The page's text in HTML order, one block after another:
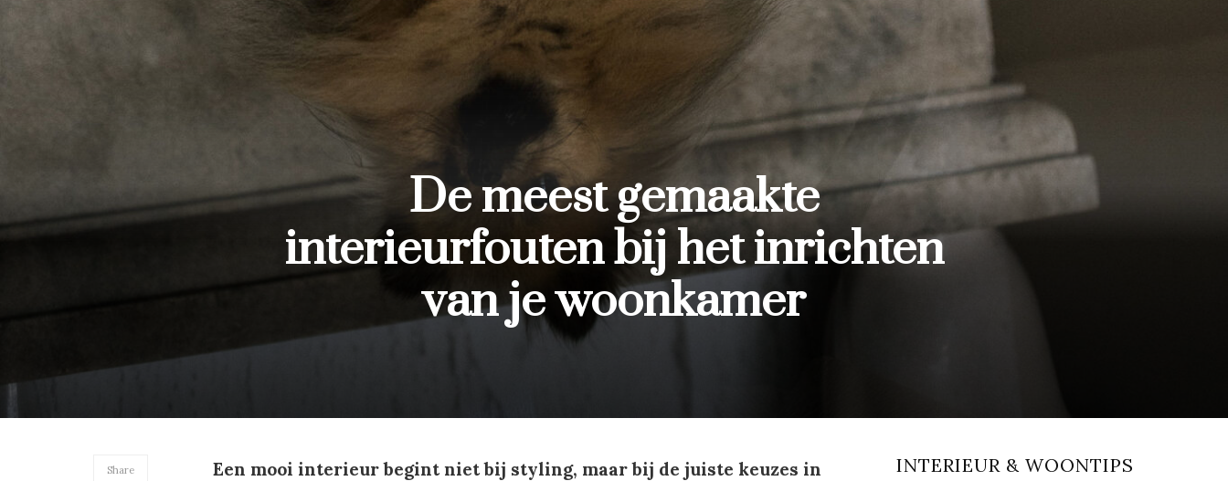
De meest gemaakte
interieurfouten bij het inrichten
van je woonkamer
Share Een mooi interieur begint niet bij styling, maar bij de juiste keuzes in INTERIEUR & WOONTIPS